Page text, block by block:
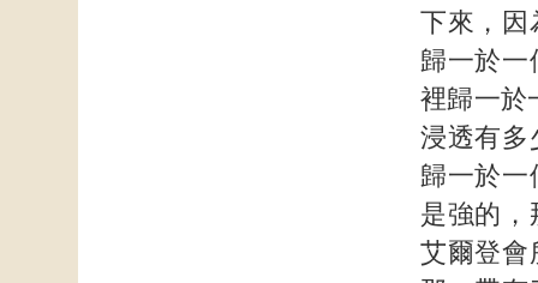
下來，因
歸一於一
裡歸一於
浸透有多
歸一於一
是強的，
艾爾登會